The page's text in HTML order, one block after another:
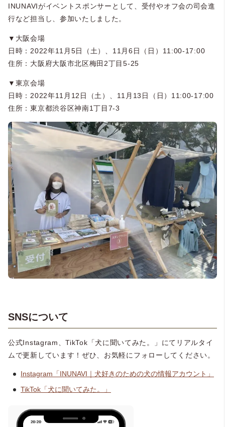
INUNAVIがイベントスポンサーとして、受付やオフ会の司会進
行など担当し、参加いたしました。
▼大阪会場
日時：2022年11月5日（土）、11月6日（日）11:00-17:00
住所：大阪府大阪市北区梅田2丁目5-25
▼東京会場
日時：2022年11月12日（土）、11月13日（日）11:00-17:00
住所：東京都渋谷区神南1丁目7-3
SNSについて
公式Instagram、TikTok「犬に聞いてみた。」にてリアルタイ
ムで更新しています！ぜひ、お気軽にフォローしてください。
Instagram「INUNAVI｜犬好きのための犬の情報アカウント」
TikTok「犬に聞いてみた。」